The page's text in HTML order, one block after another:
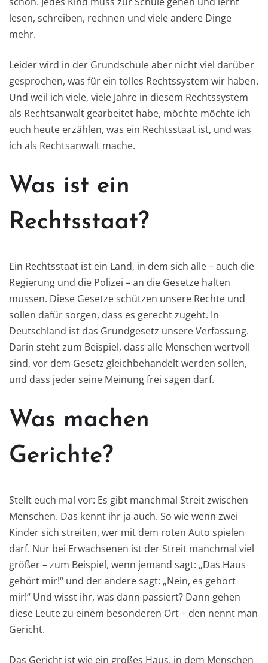
lesen, schreiben, rechnen und viele andere Dinge
mehr.
Leider wird in der Grundschule aber nicht viel darüber
gesprochen, was für ein tolles Rechtssystem wir haben.
Und weil ich viele, viele Jahre in diesem Rechtssystem
als Rechtsanwalt gearbeitet habe, möchte möchte ich
euch heute erzählen, was ein Rechtsstaat ist, und was
ich als Rechtsanwalt mache.​
Was ist ein
Rechtsstaat?
Ein Rechtsstaat ist ein Land, in dem sich alle – auch die
Regierung und die Polizei – an die Gesetze halten
müssen. Diese Gesetze schützen unsere Rechte und
sollen dafür sorgen, dass es gerecht zugeht. In
Deutschland ist das Grundgesetz unsere Verfassung.
Darin steht zum Beispiel, dass alle Menschen wertvoll
sind, vor dem Gesetz gleichbehandelt werden sollen,
und dass jeder seine Meinung frei sagen darf. ​
Was machen
Gerichte?
Stellt euch mal vor: Es gibt manchmal Streit zwischen
Menschen. Das kennt ihr ja auch. So wie wenn zwei
Kinder sich streiten, wer mit dem roten Auto spielen
darf. Nur bei Erwachsenen ist der Streit manchmal viel
größer – zum Beispiel, wenn jemand sagt: „Das Haus
gehört mir!“ und der andere sagt: „Nein, es gehört
mir!“ Und wisst ihr, was dann passiert? Dann gehen
diese Leute zu einem besonderen Ort – den nennt man
Gericht.
Das Gericht ist wie ein großes Haus, in dem Menschen